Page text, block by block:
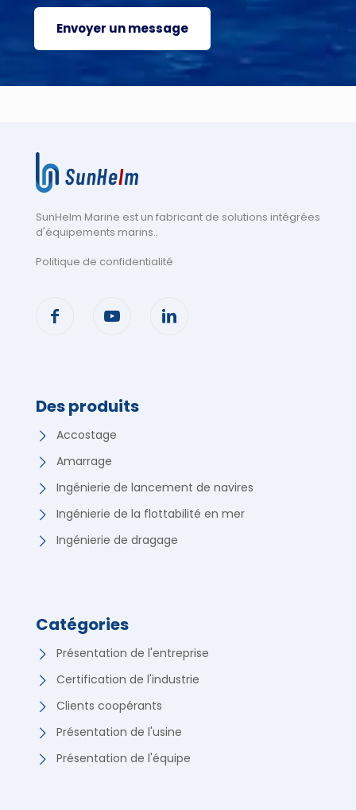
SunHelm Marine est un fabricant de solutions intégrées
d'équipements marins..
Politique de confidentialité
Des produits
Accostage
Amarrage
Ingénierie de lancement de navires
Ingénierie de la flottabilité en mer
Ingénierie de dragage
Catégories
Présentation de l'entreprise
Certification de l'industrie
Clients coopérants
Présentation de l'usine
Présentation de l'équipe